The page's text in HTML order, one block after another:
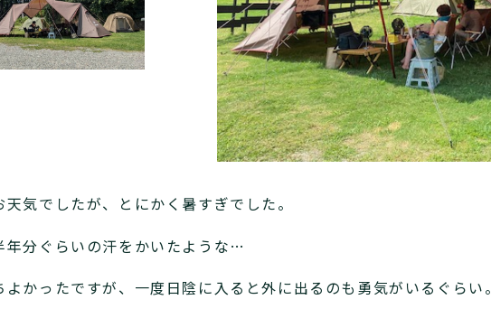
気でしたが、とにかく暑すぎでした。
年分ぐらいの汗をかいたような…
かったですが、一度日陰に入ると外に出るのも勇気がいるぐらい。